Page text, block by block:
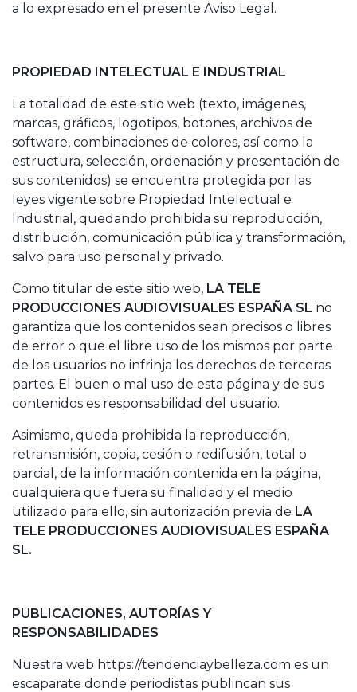
a lo expresado en el presente Aviso Legal.
PROPIEDAD INTELECTUAL E INDUSTRIAL
La totalidad de este sitio web (texto, imágenes,
marcas, gráficos, logotipos, botones, archivos de
software, combinaciones de colores, así como la
estructura, selección, ordenación y presentación de
sus contenidos) se encuentra protegida por las
leyes vigente sobre Propiedad Intelectual e
Industrial, quedando prohibida su reproducción,
distribución, comunicación pública y transformación,
salvo para uso personal y privado.
Como titular de este sitio web, LA TELE
PRODUCCIONES AUDIOVISUALES ESPAÑA SL no
garantiza que los contenidos sean precisos o libres
de error o que el libre uso de los mismos por parte
de los usuarios no infrinja los derechos de terceras
partes. El buen o mal uso de esta página y de sus
contenidos es responsabilidad del usuario.
Asimismo, queda prohibida la reproducción,
retransmisión, copia, cesión o redifusión, total o
parcial, de la información contenida en la página,
cualquiera que fuera su finalidad y el medio
utilizado para ello, sin autorización previa de LA
TELE PRODUCCIONES AUDIOVISUALES ESPAÑA
SL.
PUBLICACIONES, AUTORÍAS Y
RESPONSABILIDADES
Nuestra web https://tendenciaybelleza.com es un
escaparate donde periodistas publincan sus